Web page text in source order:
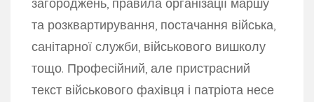
та розквартирування, постачання війська,
санітарної служби, військового вишколу
тощо. Професійний, але пристрасний
текст військового фахівця і патріота несе